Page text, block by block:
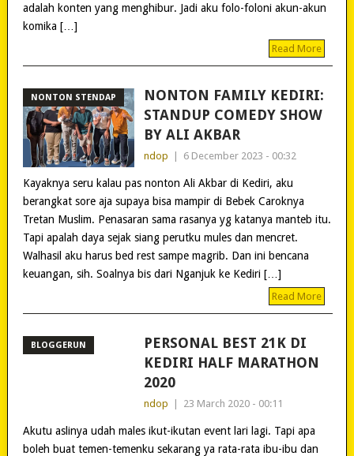
adalah konten yang menghibur. Jadi aku folo-foloni akun-akun
komika […]
Read More
NONTON STENDAP
NONTON FAMILY KEDIRI:
STANDUP COMEDY SHOW
BY ALI AKBAR
ndop 6 December 2023 - 00:32
Kayaknya seru kalau pas nonton Ali Akbar di Kediri, aku
berangkat sore aja supaya bisa mampir di Bebek Caroknya
Tretan Muslim. Penasaran sama rasanya yg katanya manteb itu.
Tapi apalah daya sejak siang perutku mules dan mencret.
Walhasil aku harus bed rest sampe magrib. Dan ini bencana
keuangan, sih. Soalnya bis dari Nganjuk ke Kediri […]
Read More
BLOGGERUN
PERSONAL BEST 21K DI
KEDIRI HALF MARATHON
2020
ndop 23 March 2020 - 00:11
Akutu aslinya udah males ikut-ikutan event lari lagi. Tapi apa
boleh buat temen-temenku sekarang ya rata-rata ibu-ibu dan